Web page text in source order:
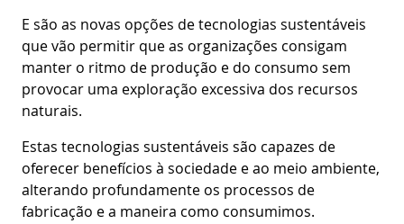
E são as novas opções de tecnologias sustentáveis
que vão permitir que as organizações consigam
manter o ritmo de produção e do consumo sem
provocar uma exploração excessiva dos recursos
naturais.
Estas tecnologias sustentáveis são capazes de
oferecer benefícios à sociedade e ao meio ambiente,
alterando profundamente os processos de
fabricação e a maneira como consumimos.